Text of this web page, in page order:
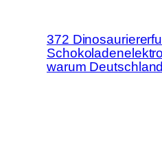
372
warum